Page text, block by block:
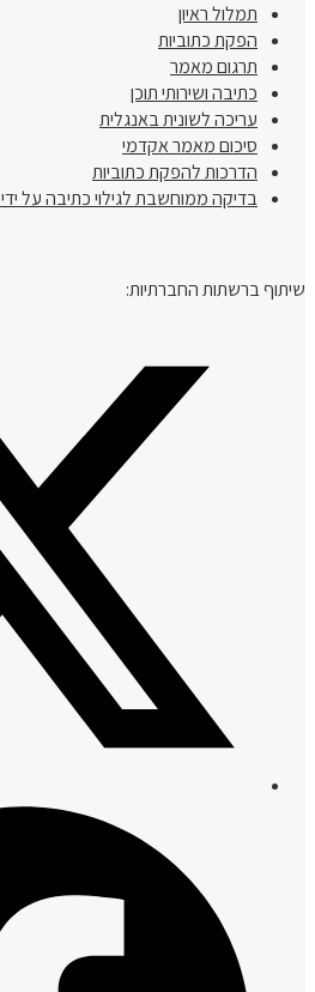
תמלול ראיון
הפקת כתוביות
תרגום מאמר
כתיבה ושירותי תוכן
עריכה לשונית באנגלית
סיכום מאמר אקדמי
הדרכות להפקת כתוביות
בדיקה ממוחשבת לגילוי כתיבה על ידי AI
שיתוף ברשתות החברתיות: